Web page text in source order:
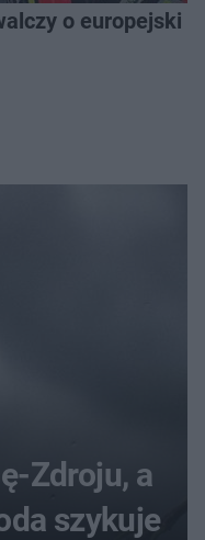
o europejski
Zdroju, a
szykuje